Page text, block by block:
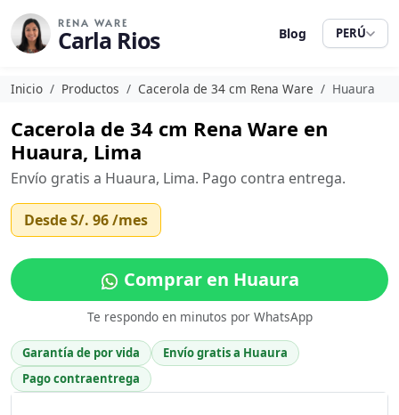
RENA WARE
Carla Rios Blog PERÚ
Inicio Productos Cacerola de 34 cm Rena Ware Huaura
Cacerola de 34 cm Rena Ware en
Huaura, Lima
Envío gratis a Huaura, Lima. Pago contra entrega.
DesdeS/. 96/mes
Comprar en Huaura
Te respondo en minutos por WhatsApp
Garantía de por vida
Envío gratis a Huaura
Pago contraentrega